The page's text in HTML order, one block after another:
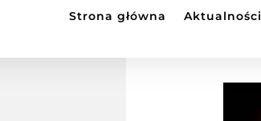
Strona główna Aktualności